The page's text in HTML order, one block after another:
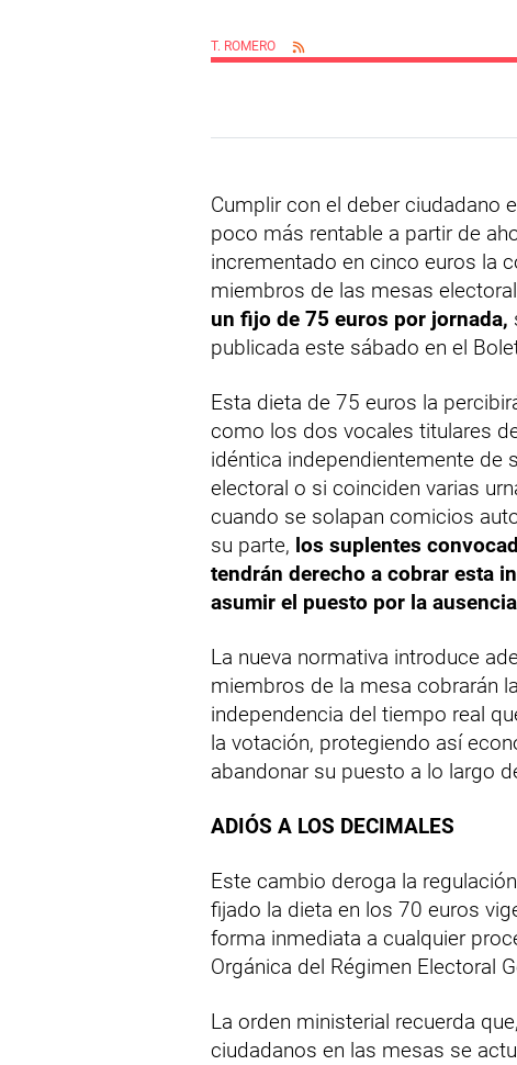
T. ROMERO
Cumplir con el deber ciudadano
poco más rentable a partir de
incrementado en cinco euros la
miembros de las mesas
un fijo de 75 euros por jornada,
publicada este sábado en el
Esta dieta de 75 euros la
como los dos vocales titulares
idéntica independientemente de
electoral o si coinciden varias
cuando se solapan comicios
su parte, los suplentes
tendrán derecho a cobrar esta
asumir el puesto por la
La nueva normativa introduce
miembros de la mesa cobrarán
independencia del tiempo real
la votación, protegiendo así
abandonar su puesto a lo largo
ADIÓS A LOS DECIMALES
Este cambio deroga la
fijado la dieta en los 70 euros
forma inmediata a cualquier
Orgánica del Régimen Electoral
La orden ministerial recuerda
ciudadanos en las mesas se